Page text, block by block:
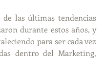
de las últimas tendencias
durante estos años, y
para ser cada vez
dentro del Marketing,